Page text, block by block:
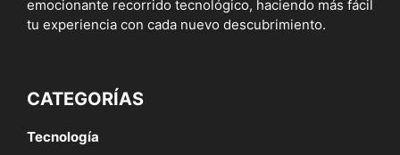
emocionante recorrido tecnológico, haciendo más fácil
tu experiencia con cada nuevo descubrimiento.
CATEGORÍAS
Tecnología